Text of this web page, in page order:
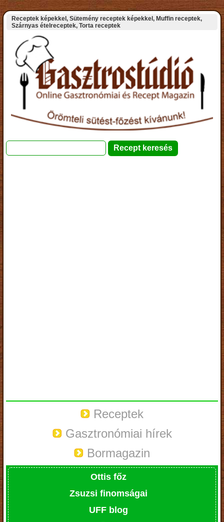
Receptek képekkel, Sütemény receptek képekkel, Muffin receptek,
Szárnyas ételreceptek, Torta receptek
Receptek
Gasztronómiai hírek
Bormagazin
Ottis főz
Zsuzsi finomságai
UFF blog